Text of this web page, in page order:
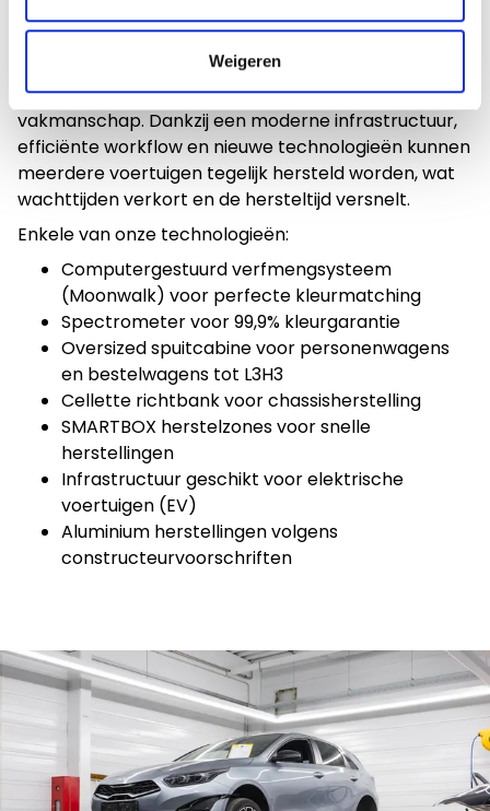
Weigeren
Moderne carrosserie met de nieuwste technologie
Onze volledig vernieuwde carrosserie in Mechelen is
vandaag een toonbeeld van innovatie, efficiëntie en
vakmanschap. Dankzij een moderne infrastructuur,
efficiënte workflow en nieuwe technologieën kunnen
meerdere voertuigen tegelijk hersteld worden, wat
wachttijden verkort en de hersteltijd versnelt.
Enkele van onze technologieën:
Computergestuurd verfmengsysteem
(Moonwalk) voor perfecte kleurmatching
Spectrometer voor 99,9% kleurgarantie
Oversized spuitcabine voor personenwagens
en bestelwagens tot L3H3
Cellette richtbank voor chassisherstelling
SMARTBOX herstelzones voor snelle
herstellingen
Infrastructuur geschikt voor elektrische
voertuigen (EV)
Aluminium herstellingen volgens
constructeurvoorschriften